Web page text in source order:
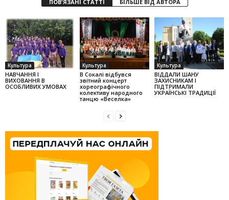
ПОВ'ЯЗАНІ СТАТТІ БІЛЬШЕ ВІД АВТОРА
Культура
НАВЧАННЯ І
ВИХОВАННЯ В
ОСОБЛИВИХ УМОВАХ
Культура
В Сокалі відбувся
звітний концерт
хореографічного
колек­тиву народного
танцю «Веселка»
Культура
ВІДДАЛИ ШАНУ
ЗАХИСНИКАМ І
ПІДТРИМАЛИ
УКРАЇНСЬКІ ТРАДИЦІЇ